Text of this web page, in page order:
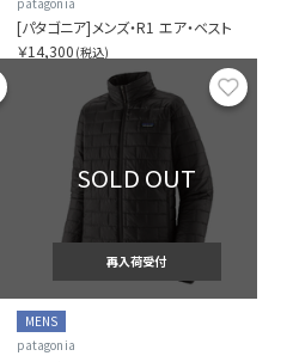
[パタゴニア]メンズ・R1 エア・ベスト
￥14,300 (税込)
お気に入り
SOLD OUT
再入荷受付
MENS
patagonia